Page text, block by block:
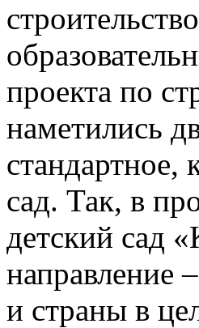
проекта по
наметились
стандартное,
сад. Так, в
детский сад
направление
и страны в